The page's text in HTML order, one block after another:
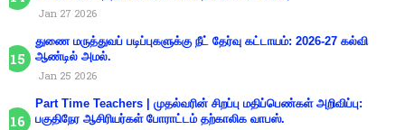
Jan 27 2026
துணை மருத்துவப் படிப்புகளுக்கு நீட் தேர்வு கட்டாயம்: 2026-27 கல்வி
ஆண்டில் அமல்.
Jan 25 2026
Part Time Teachers | முதல்வரின் சிறப்பு மதிப்பெண்கள் அறிவிப்பு:
பகுதிநேர ஆசிரியர்கள் போராட்டம் தற்காலிக வாபஸ்.